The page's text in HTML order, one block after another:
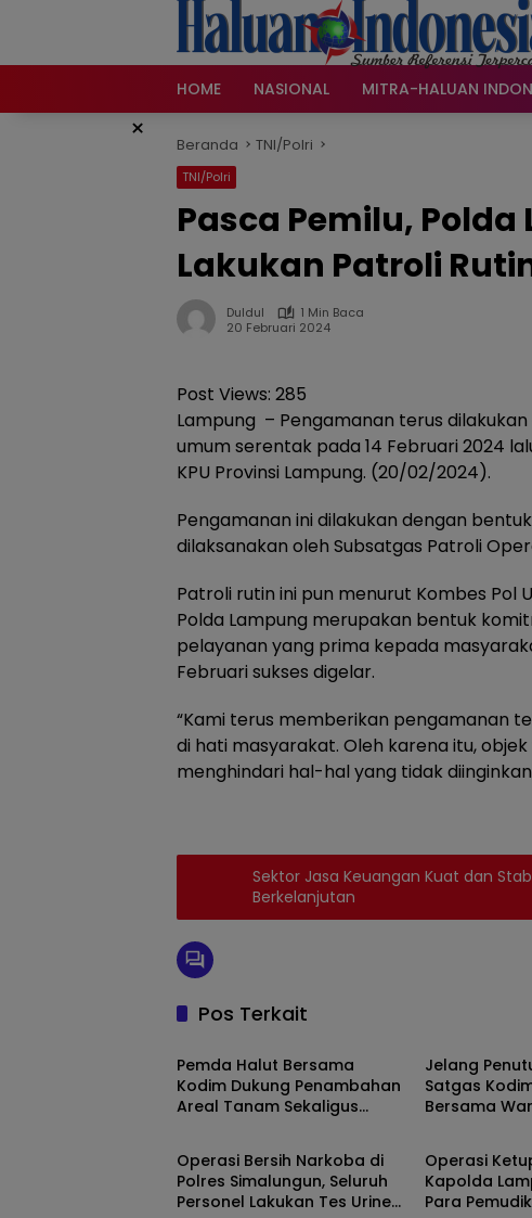
HOME NASIONAL MITRA-HALUAN
× Beranda TNI/Polri
TNI/Polri
Pasca Pemilu,
Lakukan Patroli
Duldul
1 Min Baca
20 Februari 2024
Post Views: 285
Lampung – Pengamanan terus
umum serentak pada 14 Februari 2024
KPU Provinsi Lampung. (20/02/2024).
Pengamanan ini dilakukan dengan
dilaksanakan oleh Subsatgas Patroli
Patroli rutin ini pun menurut Kombes Pol
Polda Lampung merupakan bentuk
pelayanan yang prima kepada
Februari sukses digelar.
“Kami terus memberikan pengamanan
di hati masyarakat. Oleh karena itu,
menghindari hal-hal yang tidak
Sektor Jasa Keuangan Kuat dan
Berkelanjutan
Pos Terkait
Maluku Utara
Pemda Halut Bersama
Kodim Dukung Penambahan
Areal Tanam Sekaligus
Jelang
Satgas
Bersama
Simalungun
Operasi Bersih Narkoba di
Polres Simalungun, Seluruh
Personel Lakukan Tes Urine
TNI/Polri
Operasi
Kapolda
Para Pemudik